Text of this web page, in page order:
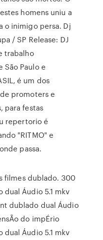
homens uniu a
o inimigo persa. Dj
/ SP Release: DJ
trabalho
Paulo e
é um dos
promoters e
para festas
repertorio é
"RITMO" e
passa.
filmes dublado. 300
Áudio 5.1 mkv
dublado dual Áudio
do impÉrio
Áudio 5.1 mkv